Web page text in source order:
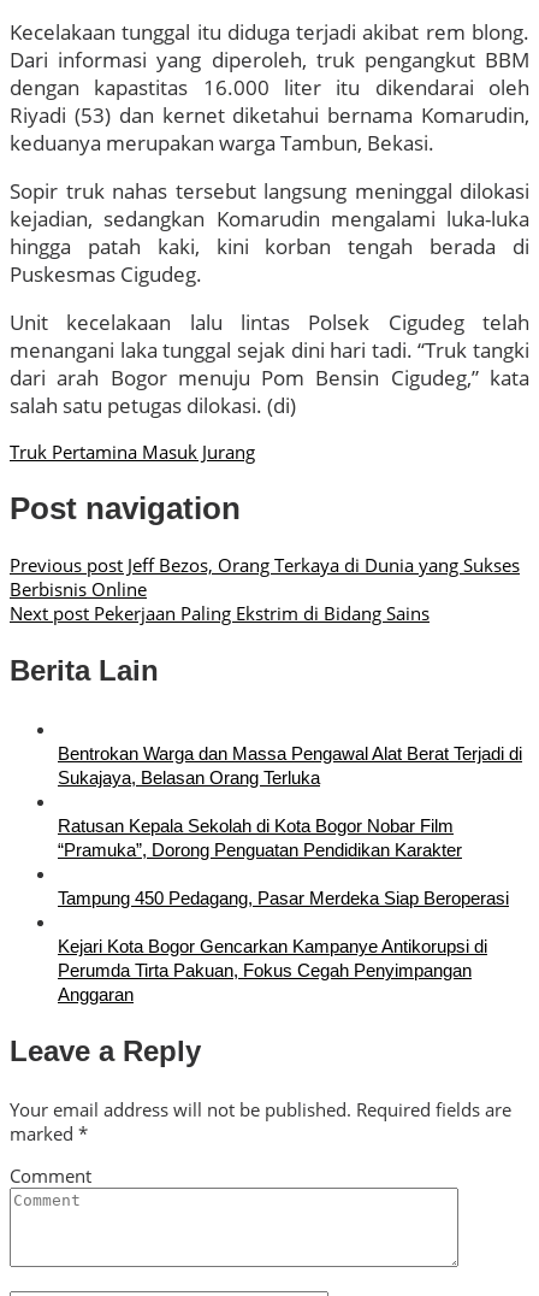
Kecelakaan tunggal itu diduga terjadi akibat rem blong.
Dari informasi yang diperoleh, truk pengangkut BBM
dengan kapastitas 16.000 liter itu dikendarai oleh
Riyadi (53) dan kernet diketahui bernama Komarudin,
keduanya merupakan warga Tambun, Bekasi.
Sopir truk nahas tersebut langsung meninggal dilokasi
kejadian, sedangkan Komarudin mengalami luka-luka
hingga patah kaki, kini korban tengah berada di
Puskesmas Cigudeg.
Unit kecelakaan lalu lintas Polsek Cigudeg telah
menangani laka tunggal sejak dini hari tadi. “Truk tangki
dari arah Bogor menuju Pom Bensin Cigudeg,” kata
salah satu petugas dilokasi. (di)
Truk Pertamina Masuk Jurang
Post navigation
Previous post Jeff Bezos, Orang Terkaya di Dunia yang Sukses
Berbisnis Online
Next post Pekerjaan Paling Ekstrim di Bidang Sains
Berita Lain
Bentrokan Warga dan Massa Pengawal Alat Berat Terjadi di
Sukajaya, Belasan Orang Terluka
Ratusan Kepala Sekolah di Kota Bogor Nobar Film
“Pramuka”, Dorong Penguatan Pendidikan Karakter
Tampung 450 Pedagang, Pasar Merdeka Siap Beroperasi
Kejari Kota Bogor Gencarkan Kampanye Antikorupsi di
Perumda Tirta Pakuan, Fokus Cegah Penyimpangan
Anggaran
Leave a Reply
Your email address will not be published. Required fields are
marked *
Comment